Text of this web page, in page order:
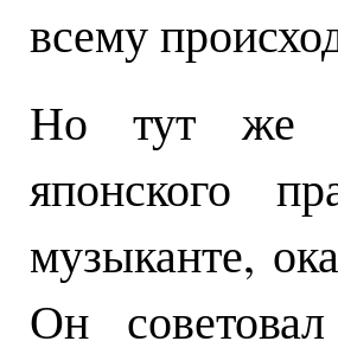
всему
Но тут же
японского
музыканте,
Он